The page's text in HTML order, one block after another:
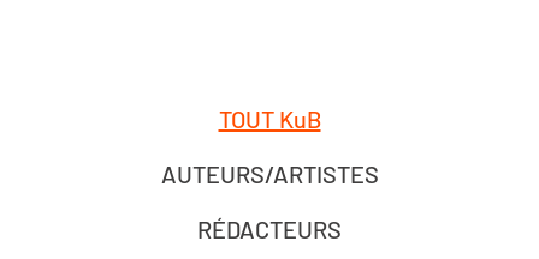
TOUT KuB
AUTEURS/ARTISTES
RÉDACTEURS